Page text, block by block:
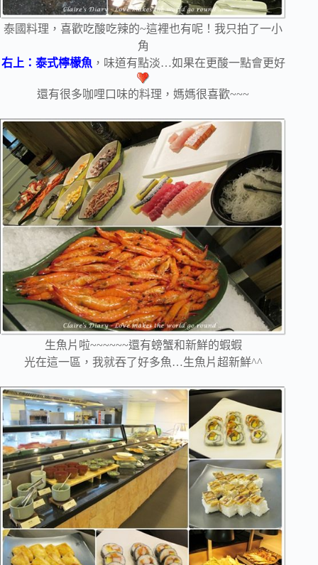
泰國料理，喜歡吃酸吃辣的~這裡也有呢！我只拍了一小
角
右上：泰式檸檬魚，味道有點淡…如果在更酸一點會更好
還有很多咖哩口味的料理，媽媽很喜歡~~~
生魚片啦~~~~~~還有螃蟹和新鮮的蝦蝦
光在這一區，我就吞了好多魚…生魚片超新鮮^^